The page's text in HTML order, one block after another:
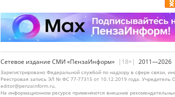
Сетевое издание СМИ «ПензаИнформ» |18+| 2011—2026
Зарегистрировано Федеральной службой по надзору в сфере связи,
Реестровая запись ЭЛ № ФС 77-77315 от 10.12.2019 года.
editor@penzainform.ru.
На информационном ресурсе применяются внешние